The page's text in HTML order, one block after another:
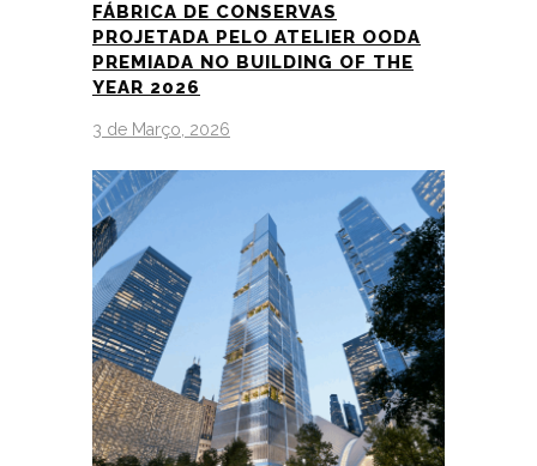
FÁBRICA DE CONSERVAS
PROJETADA PELO ATELIER OODA
PREMIADA NO BUILDING OF THE
YEAR 2026
3 de Março, 2026